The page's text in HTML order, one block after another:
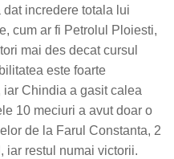
incredere totala lui
cum ar fi Petrolul Ploiesti,
mai des decat cursul
este foarte
iar Chindia a gasit calea
10 meciuri a avut doar o
de la Farul Constanta, 2
iar restul numai victorii.